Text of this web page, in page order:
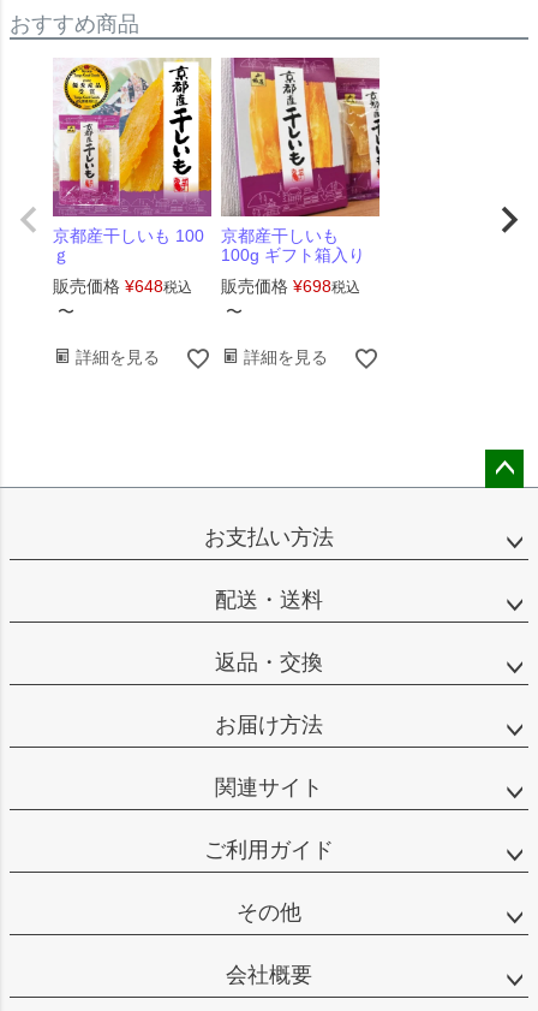
おすすめ商品
京都産干しいも 100
ｇ
販売価格 ¥648税込
〜
詳細を見る
京都産干しいも
100g ギフト箱入り
販売価格 ¥698税込
〜
詳細を見る
ップ
お支払い方法
配送・送料
返品・交換
お届け方法
関連サイト
ご利用ガイド
その他
会社概要